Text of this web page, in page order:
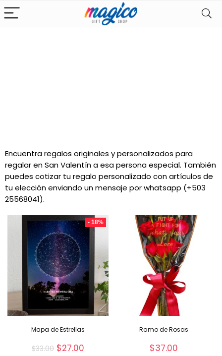
Encuentra regalos originales y personalizados para
regalar en San Valentín a esa persona especial. También
puedes cotizar tu regalo personalizado con artículos de
tu elección enviando un mensaje por whatsapp (+503
25568041).
- 18%
Mapa de Estrellas
$33.00 $27.00
Ramo de Rosas
$37.00